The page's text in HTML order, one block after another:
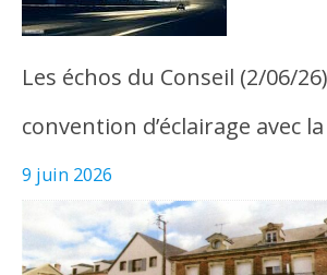
Les échos du Conseil (2/06/
convention d’éclairage avec
9 juin 2026